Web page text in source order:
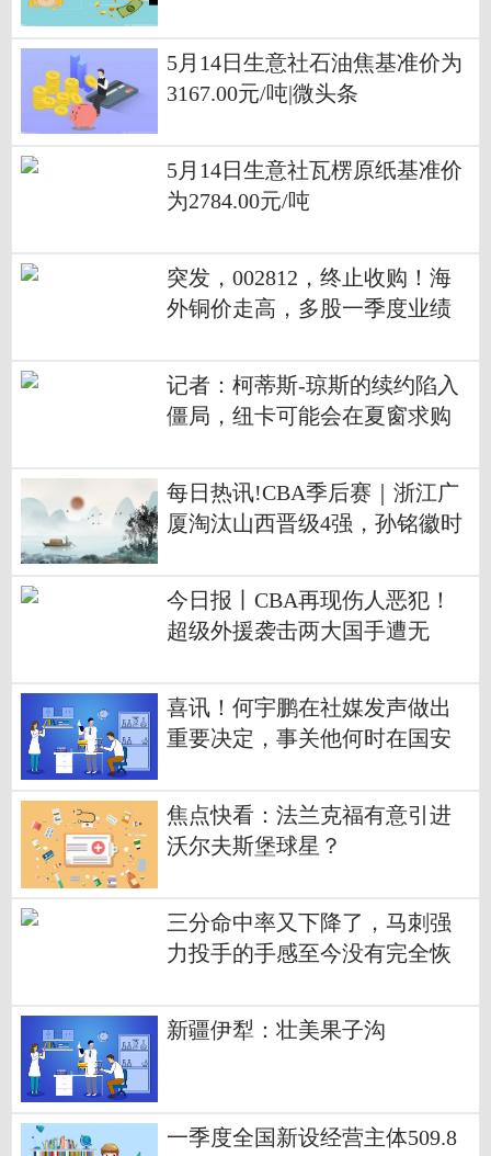
5月14日生意社石油焦基准价为
3167.00元/吨|微头条
5月14日生意社瓦楞原纸基准价
为2784.00元/吨
突发，002812，终止收购！海
外铜价走高，多股一季度业绩
记者：柯蒂斯-琼斯的续约陷入
僵局，纽卡可能会在夏窗求购
每日热讯!CBA季后赛｜浙江广
厦淘汰山西晋级4强，孙铭徽时
今日报丨CBA再现伤人恶犯！
超级外援袭击两大国手遭无
喜讯！何宇鹏在社媒发声做出
重要决定，事关他何时在国安
焦点快看：法兰克福有意引进
沃尔夫斯堡球星？
三分命中率又下降了，马刺强
力投手的手感至今没有完全恢
新疆伊犁：壮美果子沟
一季度全国新设经营主体509.8